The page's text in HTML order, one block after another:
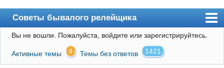
Советы бывалого релейщика
Форум
Правила
Вы не вошли. Пожалуйста, войдите или зарегистрируйтесь.
Активные темы 4 Темы без ответов 1421